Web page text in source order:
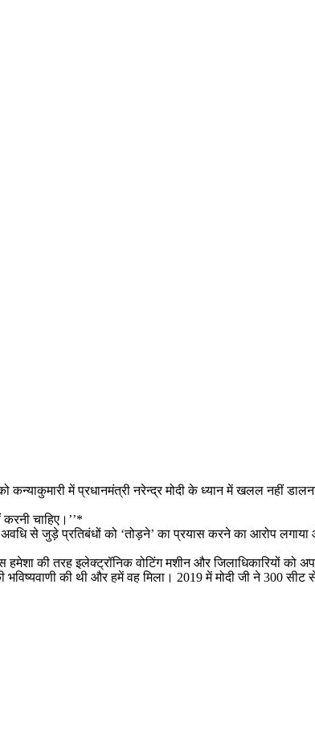
कन्याकुमारी में प्रधानमंत्री नरेन्द्र मोदी के ध्यान में खलल नहीं
चाहिए।’’*
से जुड़े प्रतिबंधों को ‘तोड़ने’ का प्रयास करने का आरोप
की तरह इलेक्ट्रॉनिक वोटिंग मशीन और जिलाधिकारियों को
की थी और हमें वह मिला। 2019 में मोदी जी ने 300